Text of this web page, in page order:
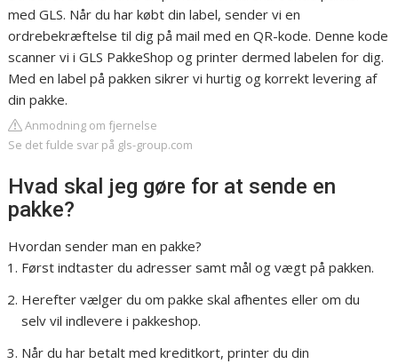
med GLS. Når du har købt din label, sender vi en
ordrebekræftelse til dig på mail med en QR-kode. Denne kode
scanner vi i GLS PakkeShop og printer dermed labelen for dig.
Med en label på pakken sikrer vi hurtig og korrekt levering af
din pakke.
Anmodning om fjernelse
Se det fulde svar på gls-group.com
Hvad skal jeg gøre for at sende en
pakke?
Hvordan sender man en pakke?
Først indtaster du adresser samt mål og vægt på pakken.
Herefter vælger du om pakke skal afhentes eller om du
selv vil indlevere i pakkeshop.
Når du har betalt med kreditkort, printer du din